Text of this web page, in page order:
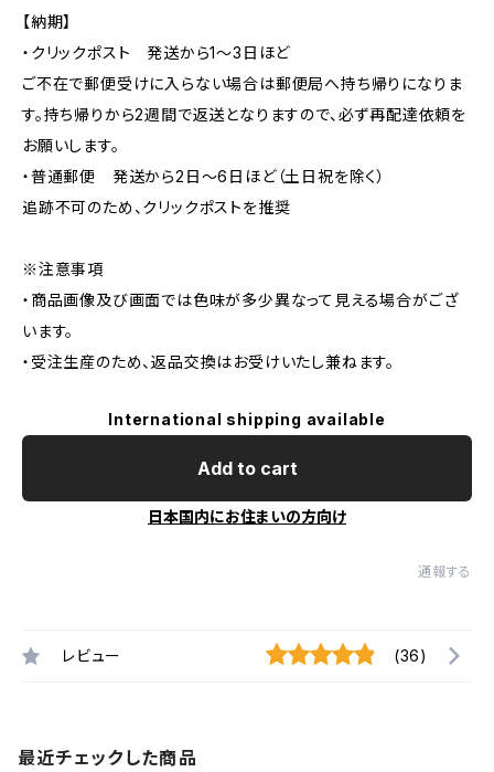
【納期】
・クリックポスト 発送から1〜3日ほど
ご不在で郵便受けに入らない場合は郵便局へ持ち帰りになりま
す。持ち帰りから2週間で返送となりますので、必ず再配達依頼を
お願いします。
・普通郵便 発送から2日〜6日ほど（土日祝を除く）
追跡不可のため、クリックポストを推奨
※注意事項
・商品画像及び画面では色味が多少異なって見える場合がござ
います。
・受注生産のため、返品交換はお受けいたし兼ねます。
International shipping available
Add to cart
日本国内にお住まいの方向け
通報する
レビュー (36)
最近チェックした商品